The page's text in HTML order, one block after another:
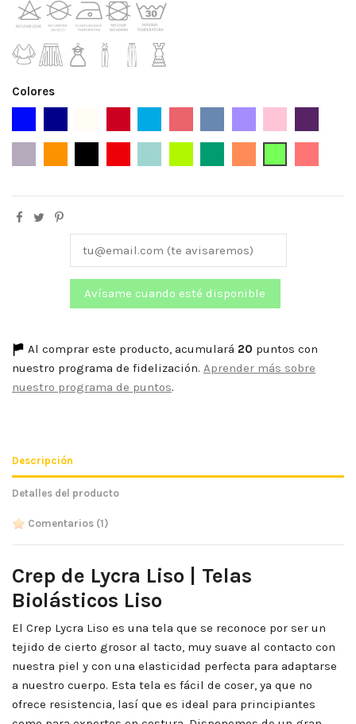
Colores
Al comprar este producto, acumulará 20 puntos con
nuestro programa de fidelización. Aprender más sobre
nuestro programa de puntos.
Descripción
Detalles del producto
Comentarios (1)
Crep de Lycra Liso | Telas
Biolásticos Liso
El Crep Lycra Liso es una tela que se reconoce por ser un
tejido de cierto grosor al tacto, muy suave al contacto con
nuestra piel y con una elasticidad perfecta para adaptarse
a nuestro cuerpo. Esta tela es fácil de coser, ya que no
ofrece resistencia, lasí que es ideal para principiantes